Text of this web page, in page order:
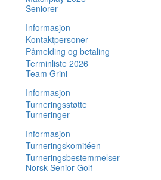
Seniorer
Informasjon
Kontaktpersoner
Påmelding og betaling
Terminliste 2026
Team Grini
Informasjon
Turneringsstøtte
Turneringer
Informasjon
Turneringskomitéen
Turneringsbestemmelser
Norsk Senior Golf